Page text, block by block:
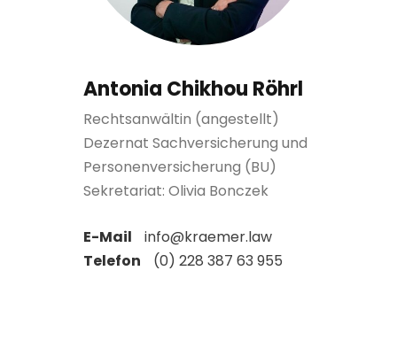
Antonia Chikhou Röhrl
Rechtsanwältin (angestellt)
Dezernat Sachversicherung und
Personenversicherung (BU)
Sekretariat: Olivia Bonczek
E-Mail
info@kraemer.law
Telefon
(0) 228 387 63 955